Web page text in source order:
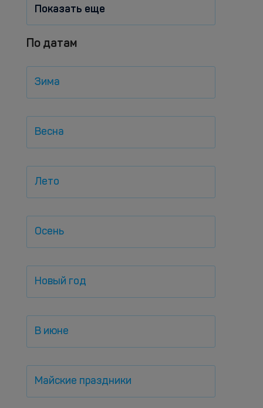
Показать еще
По датам
Зима
Весна
Лето
Осень
Новый год
В июне
Майские праздники